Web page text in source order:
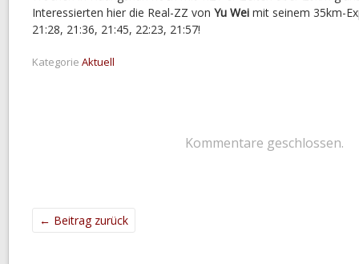
Interessierten hier die Real-ZZ von Yu Wei mit seinem 35km-
21:28, 21:36, 21:45, 22:23, 21:57!
Kategorie Aktuell
Kommentare geschlossen.
← Beitrag zurück